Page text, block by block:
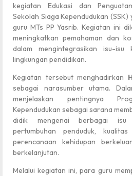
kegiatan Edukasi dan
Sekolah Siaga Kependudukan
guru MTs PP Yasrib. Kegiatan ini
meningkatkan pemahaman dan
dalam mengintegrasikan isu-isu
lingkungan pendidikan.
Kegiatan tersebut menghadirkan
sebagai narasumber utama.
menjelaskan pentingnya
Kependudukan sebagai sarana
didik mengenai berbagai isu
pertumbuhan penduduk,
perencanaan kehidupan
berkelanjutan.
Melalui kegiatan ini, para guru